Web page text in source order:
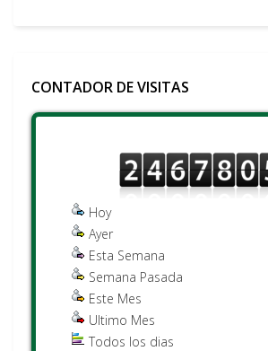
CONTADOR DE VISITAS
Hoy
Ayer
Esta Semana
Semana Pasada
Este Mes
Ultimo Mes
Todos los dias